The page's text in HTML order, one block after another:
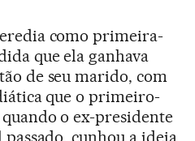
como primeira-
que ela ganhava
de seu marido, com
que o primeiro-
o ex-presidente
cunhou a ideia